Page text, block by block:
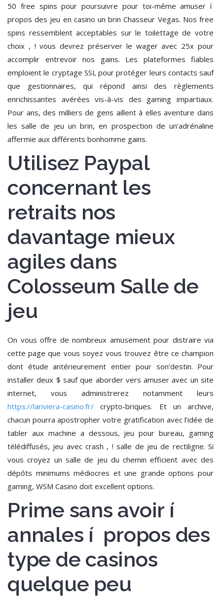
50 free spins pour poursuivre pour toi-même amuser í
propos des jeu en casino un brin Chasseur Vegas. Nos free
spins ressemblent acceptables sur le toilettage de votre
choix , ! vous devrez préserver le wager avec 25x pour
accomplir entrevoir nos gains. Les plateformes fiables
emploient le cryptage SSL pour protéger leurs contacts sauf
que gestionnaires, qui répond ainsi des règlements
enrichissantes avérées vis-à-vis des gaming impartiaux.
Pour ans, des milliers de gens aillent à elles aventure dans
les salle de jeu un brin, en prospection de un’adrénaline
affermie aux différents bonhomme gains.
Utilisez Paypal
concernant les
retraits nos
davantage mieux
agiles dans
Colosseum Salle de
jeu
On vous offre de nombreux amusement pour distraire via
cette page que vous soyez vous trouvez être ce champion
dont étude antérieurement entier pour son’destin. Pour
installer deux $ sauf que aborder vers amuser avec un site
internet, vous administrerez notamment leurs
https://lariviera-casino.fr/ crypto-briques. Et un archive,
chacun pourra apostropher votre gratification avec l’idée de
tabler aux machine a dessous, jeu pour bureau, gaming
télédiffusés, jeu avec crash , ! salle de jeu de rectiligne. Si
vous croyez un salle de jeu du chemin efficient avec des
dépôts minimums médiocres et une grande options pour
gaming, WSM Casino doit excellent options.
Prime sans avoir í
annales í propos des
type de casinos
quelque peu